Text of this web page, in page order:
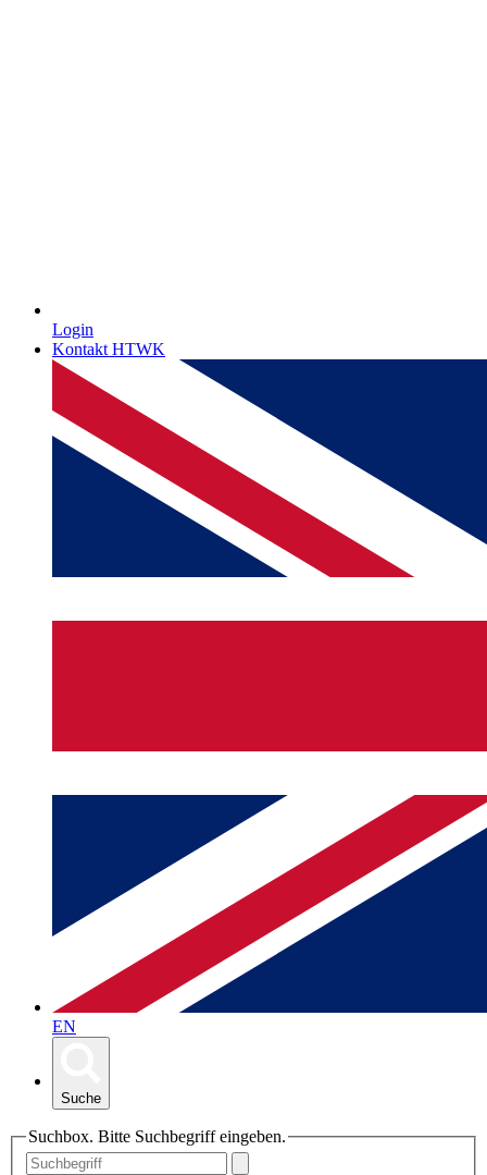
Login
Kontakt HTWK
EN
Suche
Suchbox. Bitte Suchbegriff eingeben.